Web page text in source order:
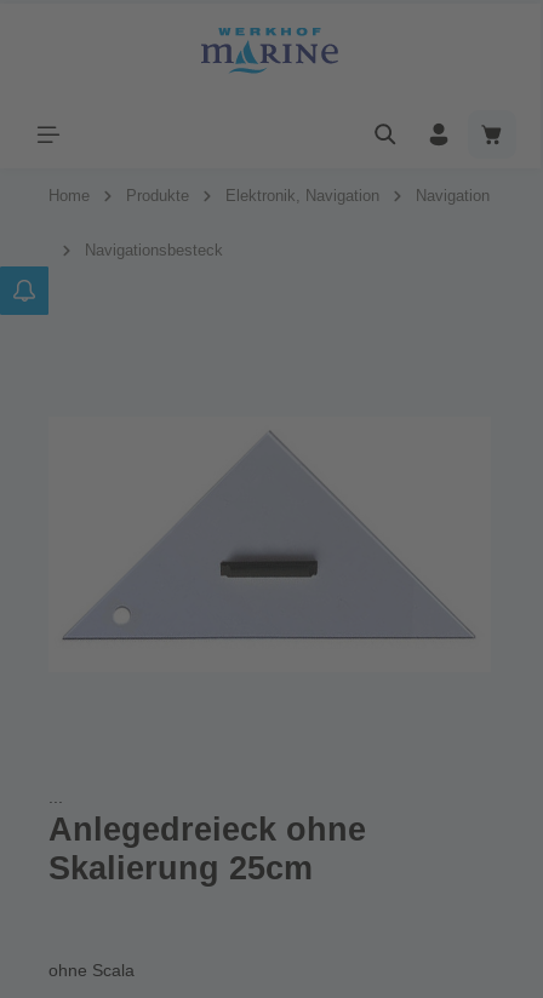
Home Produkte Elektronik, Navigation Navigation
Navigationsbesteck
Anlegedreieck ohne
Skalierung 25cm
ohne Scala